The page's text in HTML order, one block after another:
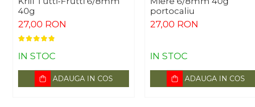
40g
27,00 RON
IN STOC
ADAUGA IN COS
portocaliu
27,00 RON
IN STOC
ADAUGA IN COS